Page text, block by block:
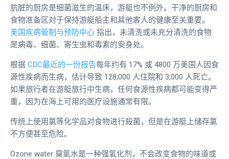
肮脏的厨房是细菌滋生的温床，游艇也不例外。干净的厨房和
食物准备区对于保持游艇船主和其他客人的健康至关重要。
美国疾病管制与预防中心 指出，未清洗或未充分清洗的食物
是病毒、细菌、寄生虫和毒素的安身处。
根据 CDC最近的一份报告每年约有 17% 或 4800 万美国人因食
源性疾病而生病，估计导致 128,000 人住院和 3,000 人死亡。
如果旅行者在游艇旅行中生病，任何食源性疾病都可能变得严
重，因为在海上可用的医疗设施通常有限。
传统上使用氯等化学品对食物进行殺菌，但是在游艇上储存氯
不方便甚至危险。
Ozone water 臭氧水是一种强氧化剂，不会改变食物的味道或